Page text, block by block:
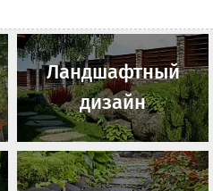
Ландшафтный
дизайн